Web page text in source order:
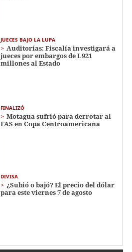
JUECES BAJO LA LUPA
Auditorías: Fiscalía investigará a
jueces por embargos de L921
millones al Estado
FINALIZÓ
Motagua sufrió para derrotar al
FAS en Copa Centroamericana
DIVISA
¿Subió o bajó? El precio del dólar
para este viernes 7 de agosto